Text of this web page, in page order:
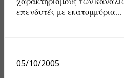
επενδυτές με εκατομμύρια...
05/10/2005